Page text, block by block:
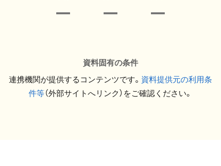
資料固有の条件
連携機関が提供するコンテンツです。 資料提供元の利用条
件等（外部サイトへリンク）をご確認ください。